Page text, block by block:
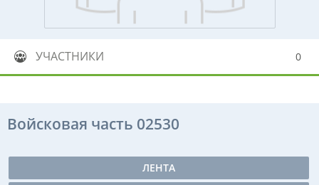
УЧАСТНИКИ 0
Войсковая часть 02530
ЛЕНТА